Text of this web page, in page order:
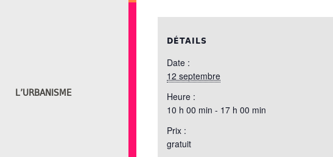
L’URBANISME
DÉTAILS
Date :
12 septembre
Heure :
10 h 00 min - 17 h 00 min
Prix :
gratuit